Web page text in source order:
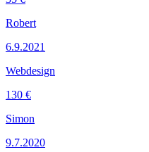
Robert
6.9.2021
Webdesign
130 €
Simon
9.7.2020